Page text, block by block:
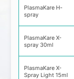
PlasmaKare H-
spray
PlasmaKare X-
spray 30ml
PlasmaKare X-
Spray Light 15ml